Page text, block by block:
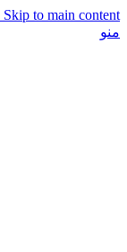
Skip to main content
منو